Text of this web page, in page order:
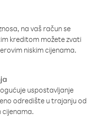
na vaš račun se
kreditom možete zvati
niskim cijenama.
uspostavljanje
odredište u trajanju od
cijenama.